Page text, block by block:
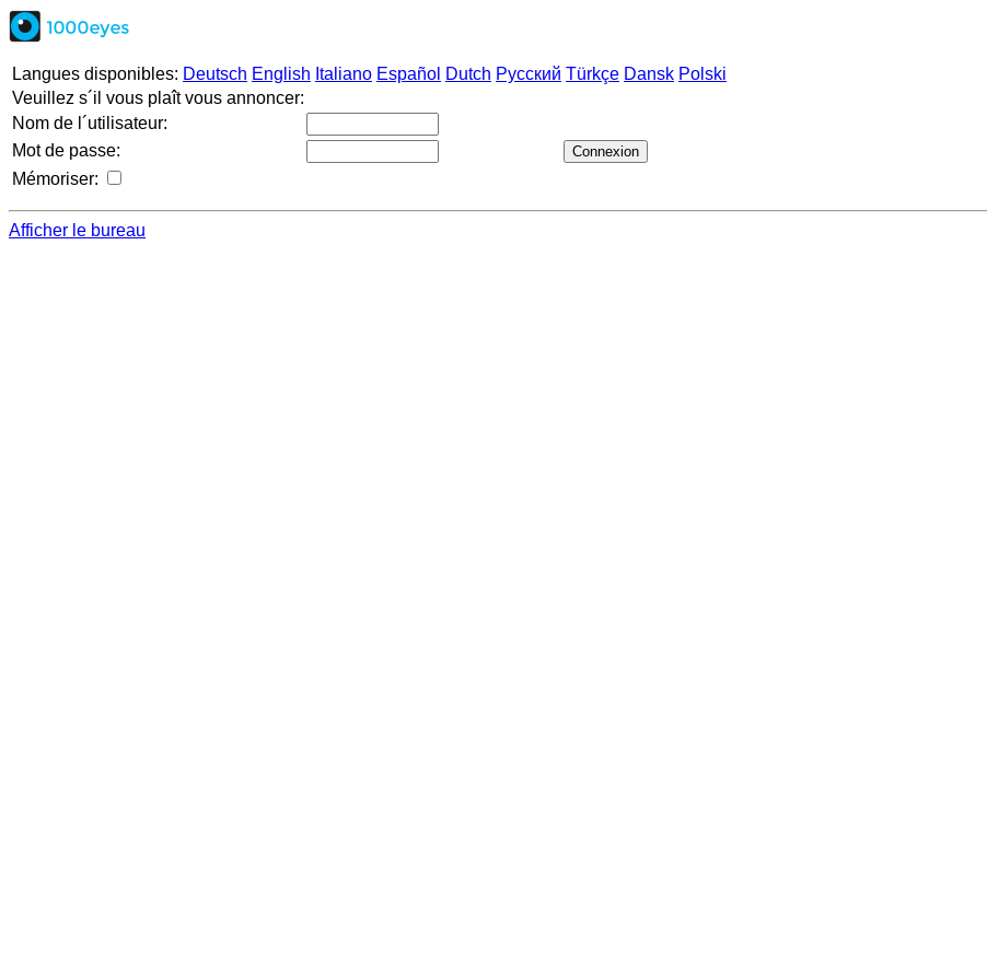
Langues disponibles: Deutsch English Italiano Español Dutch Русский Türkçe Dansk Polski
Veuillez s´il vous plaît vous annoncer:
Nom de l´utilisateur:
Mot de passe:
Mémoriser:
Afficher le bureau